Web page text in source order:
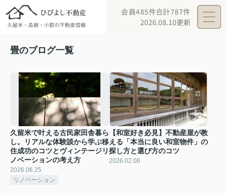
会員485件合計787件
2026.08.10更新
畳のブログ一覧
久留米で叶える古民家田舎暮ら
し。リアルな体験談から学ぶ移
住成功のコツとヴィンテージリ
ノベーションの考え方
2026.06.25
リノベーション
【和室好き必見】不動産屋が教
える「本当に良い和室物件」の
探し方と選び方のコツ
2026.02.06